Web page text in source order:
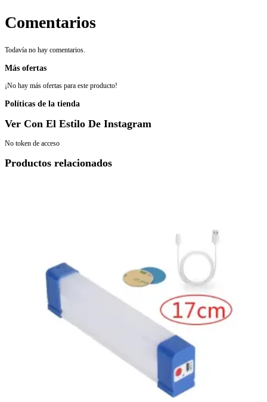
Comentarios
Todavía no hay comentarios.
Más ofertas
¡No hay más ofertas para este producto!
Políticas de la tienda
Ver Con El Estilo De Instagram
No token de acceso
Productos relacionados